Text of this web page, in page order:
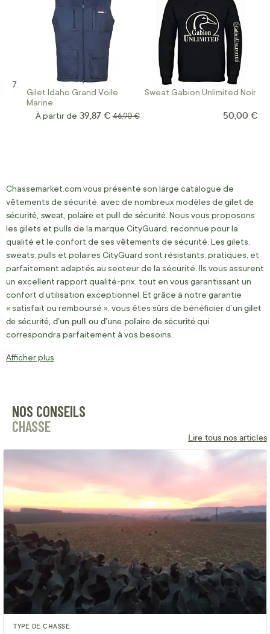
Gilet Idaho Grand Voile
Marine
À partir de 39,87 € Prix normal
46,90 €
Sweat Gabion Unlimited Noir
50,00 €
Chassemarket.com vous présente son large catalogue de
vêtements de sécurité, avec de nombreux modèles de gilet de
sécurité, sweat, polaire et pull de sécurité . Nous vous proposons
les gilets et pulls de la marque CityGuard, reconnue pour la
qualité et le confort de ses vêtements de sécurité. Les gilets,
sweats, pulls et polaires CityGuard sont résistants, pratiques, et
parfaitement adaptés au secteur de la sécurité. Ils vous assurent
un excellent rapport qualité-prix, tout en vous garantissant un
confort d’utilisation exceptionnel. Et grâce à notre garantie
« satisfait ou remboursé », vous êtes sûrs de bénéficier d’un gilet
de sécurité, d’un pull ou d’une polaire de sécuritéqui
correspondra parfaitement à vos besoins.
Afficher plus
NOS CONSEILS
CHASSE
Lire tous nos articles
TYPE DE CHASSE